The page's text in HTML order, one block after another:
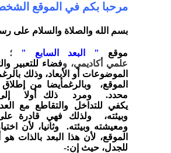
مرحبا بكم في الموقع
بسم الله والصلاة والسلام على
موقع " البعد السابع "
علمي أكاديمي،وفضاء للتعبير
الموضوعات أو الأبعاد،وذلك
الموقع،وبالرغمأيضا من
محدد.ومرد ذلك أولا
يكفي للتداخل والتقاطع مع
وبيئته، ولذلك فهي قادرة
ومعيشته وبيئته.وثانيا، لأن
الموقع،لأن هذا البعد بالذات هو
للجدل، حيث إن:-